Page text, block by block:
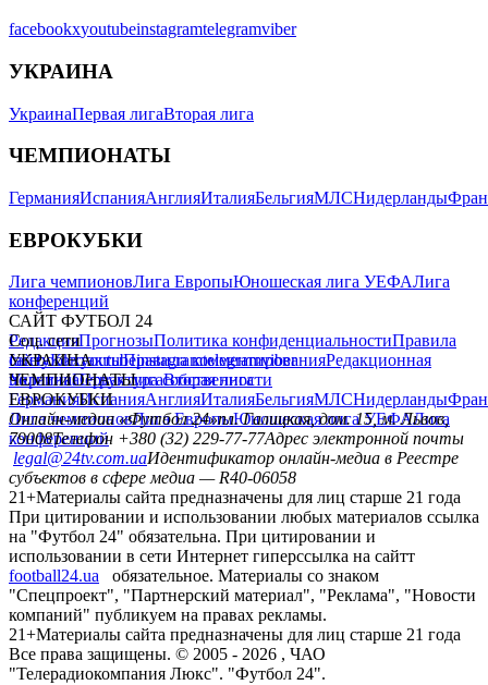
facebookxyoutubeinstagramtelegramviber
УКРАИНА
УкраинаПервая лигаВторая лига
ЧЕМПИОНАТЫ
ГерманияИспанияАнглияИталияБельгияМЛСНидерланды
ЕВРОКУБКИ
Лига чемпионовЛига ЕвропыЮношеская лига УЕФАЛига
конференций
САЙТ ФУТБОЛ 24
РедакцияПрогнозыПолитика конфиденциальностиПравила
сайтуКонтактыПравила комментированияРедакционная
политикаСтруктура собственности
Соц. сети
facebookxyoutubeinstagramtelegramviber
УКРАИНА
УкраинаПервая лигаВторая лига
ЧЕМПИОНАТЫ
ГерманияИспанияАнглияИталияБельгияМЛСНидерланды
ЕВРОКУБКИ
Лига чемпионовЛига ЕвропыЮношеская лига УЕФАЛига
конференций
Онлайн-медиа «Футбол 24»пл. Галицкая, дом. 15, м. Львов,
79008Телефон +380 (32) 229-77-77Адрес электронной почты
legal@24tv.com.uaИдентификатор онлайн-медиа в Реестре
субъектов в сфере медиа — R40-06058
21+Материалы сайта предназначены для лиц старше 21 года
При цитировании и использовании любых материалов ссылка
на "Футбол 24" обязательна. При цитировании и
использовании в сети Интернет гиперссылка на сайтт
football24.ua
обязательное. Материалы со знаком
"Спецпроект", "Партнерский материал", "Реклама", "Новости
компаний" публикуем на правах рекламы.
21+Материалы сайта предназначены для лиц старше 21 года
Все права защищены. © 2005 - 2026 , ЧАО
"Телерадиокомпания Люкс". "Футбол 24".